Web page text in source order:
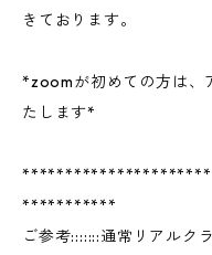
きております。
*zoomが初めての方は、
たします*
***********
ご参考:::::::通常リアルク